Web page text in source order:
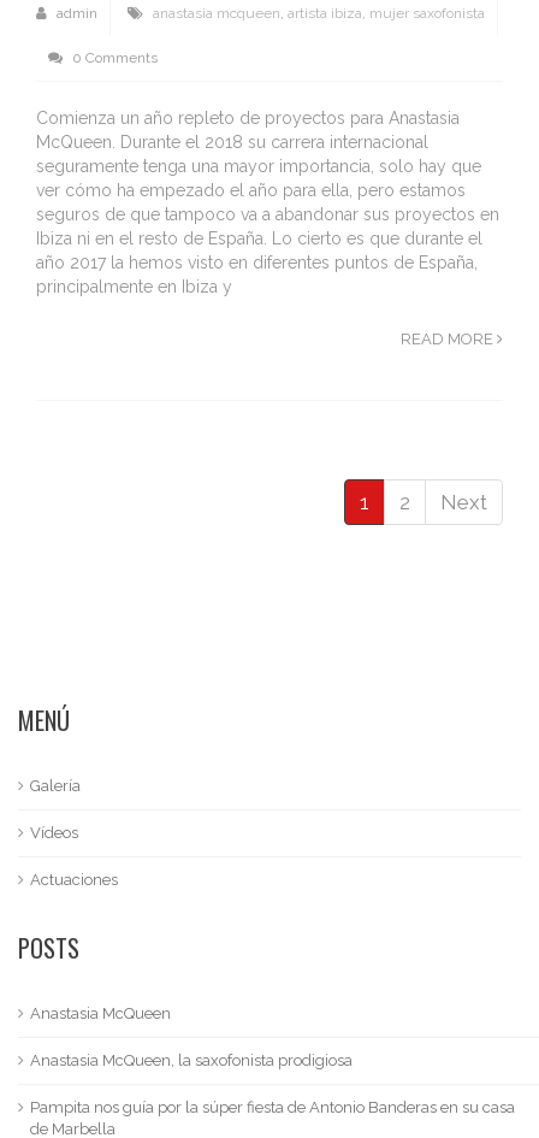
admin anastasia mcqueen, artista ibiza, mujer saxofonista
0 Comments
Comienza un año repleto de proyectos para Anastasia
McQueen. Durante el 2018 su carrera internacional
seguramente tenga una mayor importancia, solo hay que
ver cómo ha empezado el año para ella, pero estamos
seguros de que tampoco va a abandonar sus proyectos en
Ibiza ni en el resto de España. Lo cierto es que durante el
año 2017 la hemos visto en diferentes puntos de España,
principalmente en Ibiza y
READ MORE
1 2 Next
MENÚ
Galería
Vídeos
Actuaciones
POSTS
Anastasia McQueen
Anastasia McQueen, la saxofonista prodigiosa
Pampita nos guía por la súper fiesta de Antonio Banderas en su casa
de Marbella